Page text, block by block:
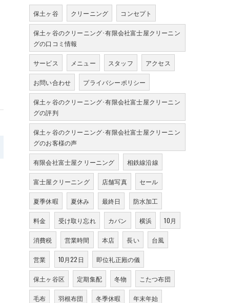
保土ヶ谷 クリーニング コンセプト
保土ヶ谷のクリーニング･有限会社富士屋クリーニン
グの口コミ情報
サービス メニュー スタッフ アクセス
お問い合わせ プライバシーポリシー
保土ヶ谷のクリーニング･有限会社富士屋クリーニン
グの評判
保土ヶ谷のクリーニング･有限会社富士屋クリーニン
グのお客様の声
有限会社富士屋クリーニング 相鉄線沿線
富士屋クリーニング 店舗写真 セール
夏季休暇 夏休み 最終日 防水加工
料金 受け取り忘れ カバン 横浜 10月
消費税 営業時間 本店 長い 台風
営業 10月22日 即位礼正殿の儀
保土ヶ谷区 定期集配 冬物 こたつ布団
毛布 羽根布団 冬季休暇 年末年始